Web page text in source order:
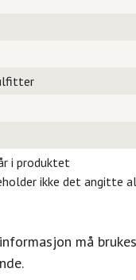
i produktet
ikke det angitte
må